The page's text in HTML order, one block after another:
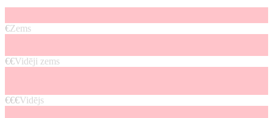
€Zems
€€Vidēji zems
€€€Vidējs